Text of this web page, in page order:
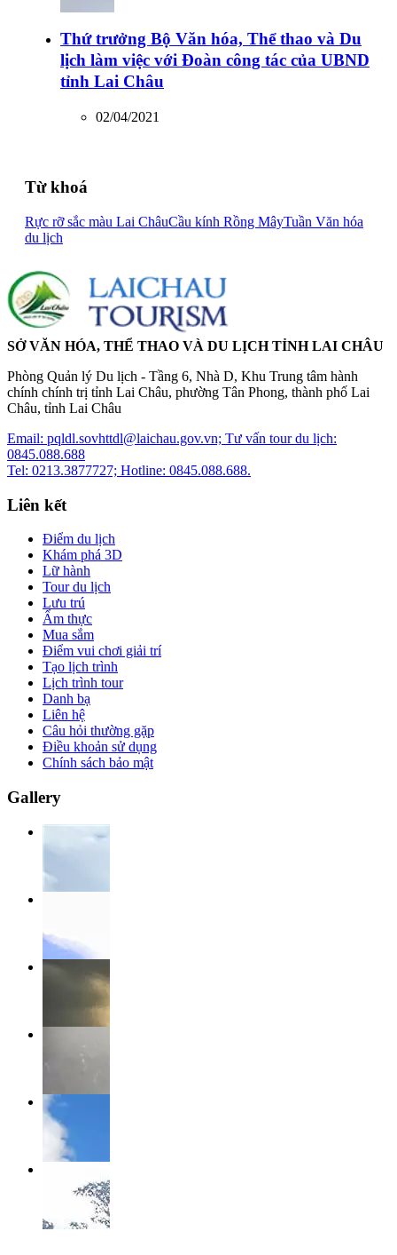
Thứ trưởng Bộ Văn hóa, Thể thao và Du
lịch làm việc với Đoàn công tác của UBND
tỉnh Lai Châu
02/04/2021
Từ khoá
Rực rỡ sắc màu Lai ChâuCầu kính Rồng MâyTuần Văn hóa
du lịch
SỞ VĂN HÓA, THỂ THAO VÀ DU LỊCH TỈNH LAI CHÂU
Phòng Quản lý Du lịch - Tầng 6, Nhà D, Khu Trung tâm hành
chính chính trị tỉnh Lai Châu, phường Tân Phong, thành phố Lai
Châu, tỉnh Lai Châu
Email: pqldl.sovhttdl@laichau.gov.vn; Tư vấn tour du lịch:
0845.088.688
Tel: 0213.3877727; Hotline: 0845.088.688.
Liên kết
Điểm du lịch
Khám phá 3D
Lữ hành
Tour du lịch
Lưu trú
Ẩm thực
Mua sắm
Điểm vui chơi giải trí
Tạo lịch trình
Lịch trình tour
Danh bạ
Liên hệ
Câu hỏi thường gặp
Điều khoản sử dụng
Chính sách bảo mật
Gallery